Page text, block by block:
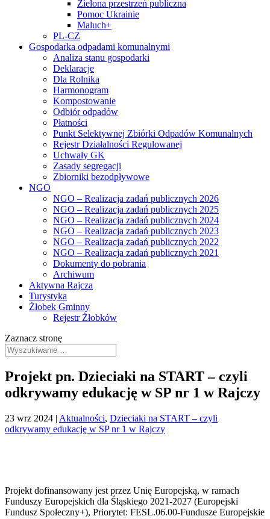
Zielona przestrzeń publiczna
Pomoc Ukrainie
Maluch+
PL-CZ
Gospodarka odpadami komunalnymi
Analiza stanu gospodarki
Deklaracje
Dla Rolnika
Harmonogram
Kompostowanie
Odbiór odpadów
Płatności
Punkt Selektywnej Zbiórki Odpadów Komunalnych
Rejestr Działalności Regulowanej
Uchwały GK
Zasady segregacji
Zbiorniki bezodpływowe
NGO
NGO – Realizacja zadań publicznych 2026
NGO – Realizacja zadań publicznych 2025
NGO – Realizacja zadań publicznych 2024
NGO – Realizacja zadań publicznych 2023
NGO – Realizacja zadań publicznych 2022
NGO – Realizacja zadań publicznych 2021
Dokumenty do pobrania
Archiwum
Aktywna Rajcza
Turystyka
Żłobek Gminny
Rejestr Żłobków
Zaznacz stronę
Projekt pn. Dzieciaki na START – czyli
odkrywamy edukację w SP nr 1 w Rajczy
23 wrz 2024 | Aktualności, Dzieciaki na START – czyli
odkrywamy edukację w SP nr 1 w Rajczy
Projekt dofinansowany jest przez Unię Europejską, w ramach
Funduszy Europejskich dla Śląskiego 2021-2027 (Europejski
Fundusz Społeczny+), Priorytet: FESL.06.00-Fundusze Europejskie